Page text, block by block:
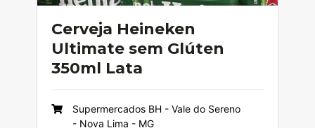
Cerveja Heineken
Ultimate sem Glúten
350ml Lata
Supermercados BH - Vale do Sereno
- Nova Lima - MG